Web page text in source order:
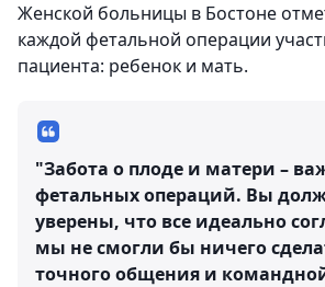
Женской больницы в Бостоне
каждой фетальной операции
пациента: ребенок и мать.
"Забота о плоде и матери –
фетальных операций. Вы
уверены, что все идеально
мы не смогли бы ничего
точного общения и